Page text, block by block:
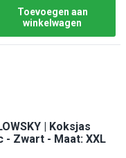
Toevoegen aan
winkelwagen
| Koksjas
- Zwart - Maat: XXL